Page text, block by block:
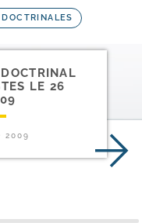
LE 26
2009